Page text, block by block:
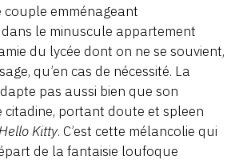
couple emménageant
le minuscule appartement
du lycée dont on ne se souvient,
qu’en cas de nécessité. La
pas aussi bien que son
citadine, portant doute et spleen
Kitty. C’est cette mélancolie qui
de la fantaisie loufoque